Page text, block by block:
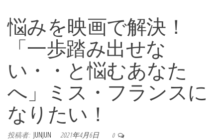
悩みを映画で解決！
「一歩踏み出せな
い・・と悩むあなた
へ」ミス・フランスに
なりたい！
投稿者: JUNJUN 2021年4月6日 0